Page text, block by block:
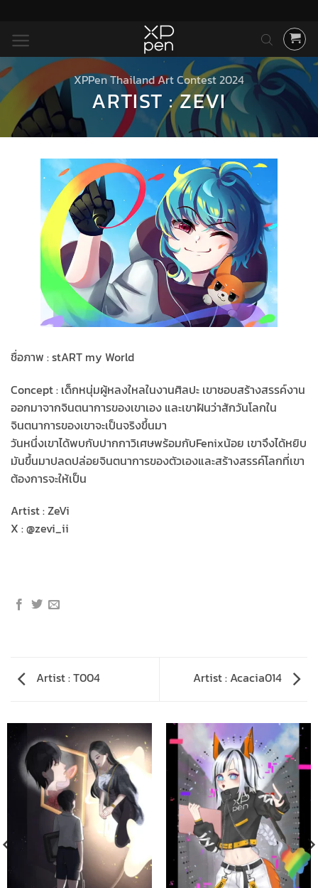
ยัง
เนื้อหา
XPPen Thailand Art Contest 2024
ARTIST : ZEVI
ชื่อภาพ : stART my World
Concept : เด็กหนุ่มผู้หลงใหลในงานศิลปะ เขาชอบสร้างสรรค์งาน
ออกมาจากจินตนาการของเขาเอง และเขาฝันว่าสักวันโลกใน
จินตนาการของเขาจะเป็นจริงขึ้นมา
วันหนึ่งเขาได้พบกับปากกาวิเศษพร้อมกับFenixน้อย เขาจึงได้หยิบ
มันขึ้นมาปลดปล่อยจินตนาการของตัวเองและสร้างสรรค์โลกที่เขา
ต้องการจะให้เป็น
Artist : ZeVi
X : @zevi_ii
Artist : T004 Artist : Acacia014